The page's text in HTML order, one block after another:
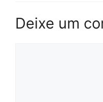
Deixe um